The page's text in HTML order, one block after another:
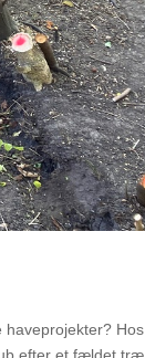
Hos
efter et fældet træ